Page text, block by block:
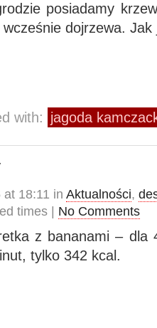
posiadamy
wcześnie dojrzewa.
with: jagoda
18:11 in Aktualności,
times | No Comments
z bananami – dla
tylko 342 kcal.